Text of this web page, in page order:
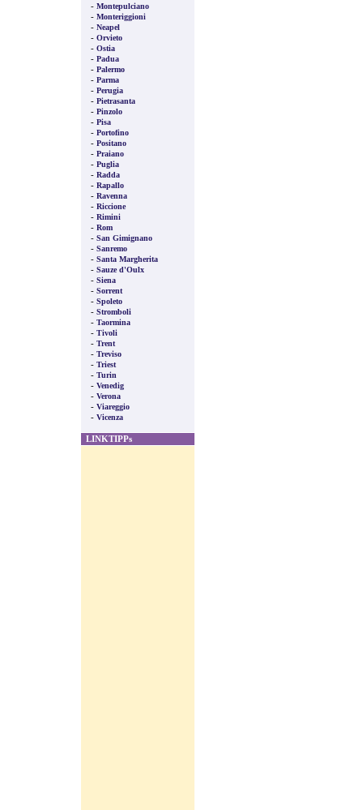
- Montepulciano
- Monteriggioni
- Neapel
- Orvieto
- Ostia
- Padua
- Palermo
- Parma
- Perugia
- Pietrasanta
- Pinzolo
- Pisa
- Portofino
- Positano
- Praiano
- Puglia
- Radda
- Rapallo
- Ravenna
- Riccione
- Rimini
- Rom
- San Gimignano
- Sanremo
- Santa Margherita
- Sauze d'Oulx
- Siena
- Sorrent
- Spoleto
- Stromboli
- Taormina
- Tivoli
- Trent
- Treviso
- Triest
- Turin
- Venedig
- Verona
- Viareggio
- Vicenza
LINKTIPPs